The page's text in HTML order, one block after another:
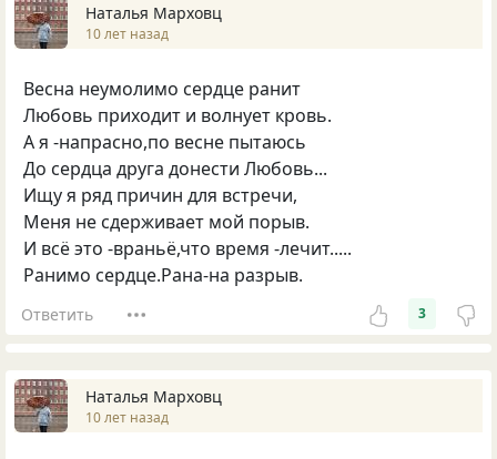
Наталья Марховц
10 лет назад
Весна неумолимо сердце ранит
Любовь приходит и волнует кровь.
А я -напрасно,по весне пытаюсь
До сердца друга донести Любовь...
Ищу я ряд причин для встречи,
Меня не сдерживает мой порыв.
И всё это -враньё,что время -лечит.....
Ранимо сердце.Рана-на разрыв.
Ответить 3
Наталья Марховц
10 лет назад